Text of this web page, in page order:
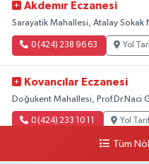
Akdemır Eczanesi
Sarayatik Mahallesi, Atalay Sokak
0 (424) 238 96 63 Yol
Kovancılar Eczanesi
Doğukent Mahallesi, Prof.Dr.Naci
0 (424) 233 10 11 Yol
Tüm